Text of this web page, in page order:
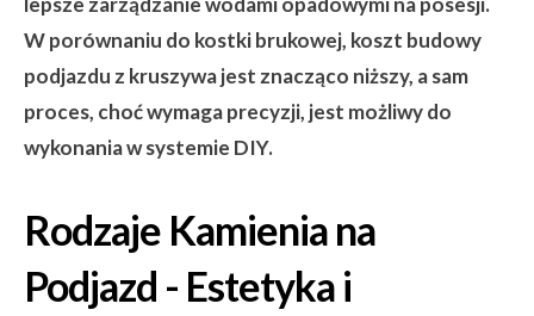
W porównaniu do kostki brukowej, koszt budowy
podjazdu z kruszywa jest znacząco niższy, a sam
proces, choć wymaga precyzji, jest możliwy do
wykonania w systemie DIY.
Rodzaje Kamienia na
Podjazd - Estetyka i